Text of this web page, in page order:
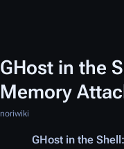
GHost in the
Memory
noriwiki
GHost in the